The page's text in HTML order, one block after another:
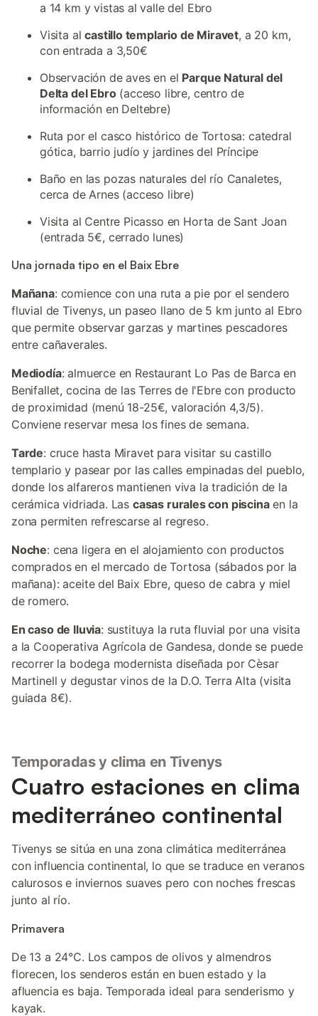
a 14 km y vistas al valle del Ebro
Visita alcastillo templario de Miravet, a 20 km,
con entrada a 3,50€
Observación de aves en el Parque Natural del
Delta del Ebro(acceso libre, centro de
información en Deltebre)
Ruta por el casco histórico de Tortosa: catedral
gótica, barrio judío y jardines del Príncipe
Baño en las pozas naturales del río Canaletes,
cerca de Arnes (acceso libre)
Visita al Centre Picasso en Horta de Sant Joan
(entrada 5€, cerrado lunes)
Una jornada tipo en el Baix Ebre
Mañana: comience con una ruta a pie por el sendero
fluvial de Tivenys, un paseo llano de 5 km junto al Ebro
que permite observar garzas y martines pescadores
entre cañaverales.
Mediodía: almuerce en Restaurant Lo Pas de Barca en
Benifallet, cocina de las Terres de l'Ebre con producto
de proximidad (menú 18-25€, valoración 4,3/5).
Conviene reservar mesa los fines de semana.
Tarde: cruce hasta Miravet para visitar su castillo
templario y pasear por las calles empinadas del pueblo,
donde los alfareros mantienen viva la tradición de la
cerámica vidriada. Las casas rurales con piscinaen la
zona permiten refrescarse al regreso.
Noche: cena ligera en el alojamiento con productos
comprados en el mercado de Tortosa (sábados por la
mañana): aceite del Baix Ebre, queso de cabra y miel
de romero.
En caso de lluvia: sustituya la ruta fluvial por una visita
a la Cooperativa Agrícola de Gandesa, donde se puede
recorrer la bodega modernista diseñada por Cèsar
Martinell y degustar vinos de la D.O. Terra Alta (visita
guiada 8€).
Temporadas y clima en Tivenys
Cuatro estaciones en clima
mediterráneo continental
Tivenys se sitúa en una zona climática mediterránea
con influencia continental, lo que se traduce en veranos
calurosos e inviernos suaves pero con noches frescas
junto al río.
Primavera
De 13 a 24°C. Los campos de olivos y almendros
florecen, los senderos están en buen estado y la
afluencia es baja. Temporada ideal para senderismo y
kayak.